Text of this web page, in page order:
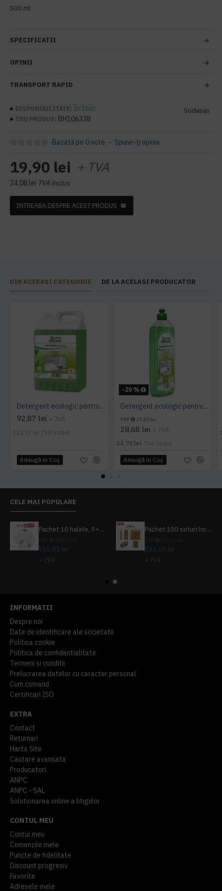
500 ml
SPECIFICATII
OPINII
TRANSPORT RAPID
DISPONIBILITATE: În Stoc
COD PRODUS: BH106338
Sodasan
Bazată pe 0 note. - Spune-ţi opinia
19,90 lei + TVA
24,08 lei TVA inclus
INTREABA DESPRE ACEST PRODUS
DIN ACEEASI CATEGORIE DE LA ACELASI PRODUCATOR
Detergent ecologic pentru vase, MANUDISH original, 5L
92,87 lei + TVA
112,37 lei TVA inclus
Adaugă în Coş
-20 %
Detergent ecologic pentru vase, MANUDISH original, 1L
PRP 35,85 lei
28,68 lei + TVA
34,70 lei TVA inclus
Adaugă în Coş
CELE MAI POPULARE
Pachet 10 halate, 9+1 gratuit
755,82 lei
+ TVA
Pachet 100 seturi hoteliere, set dentar, set barbierit, casca de dus, pila unghii, set cusut
533,69 lei
+ TVA
INFORMATII
Despre noi
Date de identificare ale societatii
Politica cookie
Politica de confidentialitate
Termeni si conditii
Prelucrarea datelor cu caracter personal
Cum comand
Certificari ISO
EXTRA
Contact
Returnari
Harta Site
Cautare avansata
Producatori
ANPC
ANPC - SAL
Solutionarea online a litigiilor
CONTUL MEU
Contul meu
Comenzile mele
Puncte de fidelitate
Discount progresiv
Favorite
Adresele mele